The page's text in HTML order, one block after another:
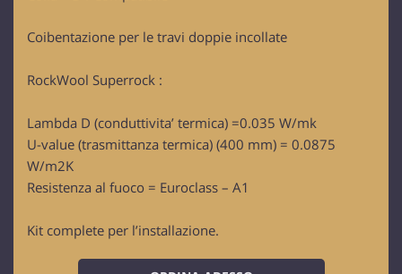
Coibentazione per le travi doppie incollate
RockWool Superrock :
Lambda D (conduttivita’ termica) =0.035 W/mk
U-value (trasmittanza termica) (400 mm) = 0.0875
W/m2K
Resistenza al fuoco = Euroclass – A1
Kit complete per l’installazione.